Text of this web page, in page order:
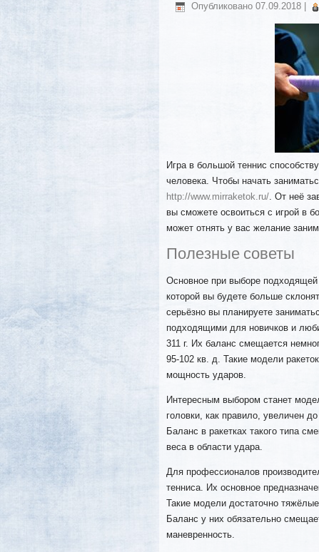
Опубликовано 07.09.2018
Игра в большой теннис
человека. Чтобы начать
http://www.mirraketok.ru/. От неё
вы сможете освоиться с игрой в
может отнять у вас желание
Полезные советы
Основное при выборе
которой вы будете больше
серьёзно вы планируете
подходящими для новичков и
311 г. Их баланс смещается
95-102 кв. д. Такие модели
мощность ударов.
Интересным выбором станет
головки, как правило, увеличен
Баланс в ракетках такого типа
веса в области удара.
Для профессионалов
тенниса. Их основное
Такие модели достаточно
Баланс у них обязательно
маневренность.